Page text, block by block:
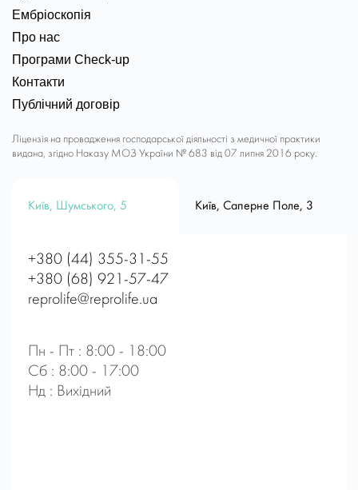
Ембріоскопія
Про нас
Програми Check-up
Контакти
Публічний договір
Ліцензія на провадження господарської діяльності з медичної практики
видана, згідно Наказу МОЗ України № 683 від 07 липня 2016 року.
Київ, Шумського, 5 Київ, Саперне Поле, 3
+380 (44) 355-31-55
+380 (68) 921-57-47
reprolife@reprolife.ua
Пн - Пт : 8:00 - 18:00
Сб : 8:00 - 17:00
Нд : Вихідний